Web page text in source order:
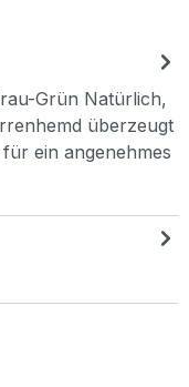
Grün Natürlich,
überzeugt
ein angenehmes